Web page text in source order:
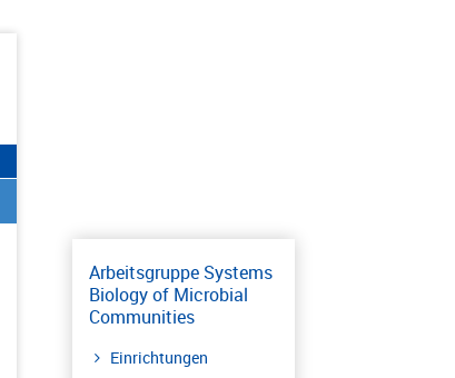
Arbeitsgruppe Systems
Biology of Microbial
Communities
Einrichtungen